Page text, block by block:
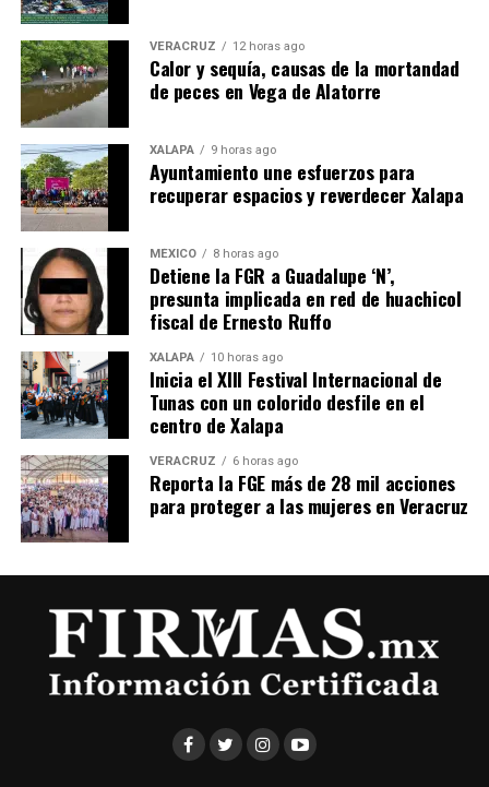
VERACRUZ 12 horas ago
Calor y sequía, causas de la mortandad
de peces en Vega de Alatorre
XALAPA 9 horas ago
Ayuntamiento une esfuerzos para
recuperar espacios y reverdecer Xalapa
MÉXICO 8 horas ago
Detiene la FGR a Guadalupe ‘N’,
presunta implicada en red de huachicol
fiscal de Ernesto Ruffo
XALAPA 10 horas ago
Inicia el XIII Festival Internacional de
Tunas con un colorido desfile en el
centro de Xalapa
VERACRUZ 6 horas ago
Reporta la FGE más de 28 mil acciones
para proteger a las mujeres en Veracruz